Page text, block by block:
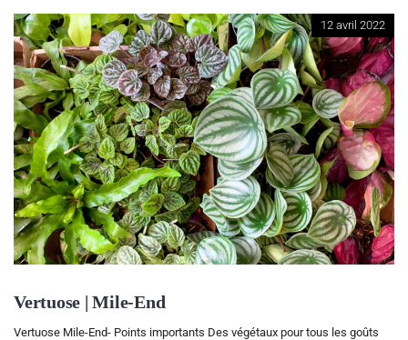
12 avril 2022
Vertuose | Mile-End
Vertuose Mile-End- Points importants Des végétaux pour tous les goûts